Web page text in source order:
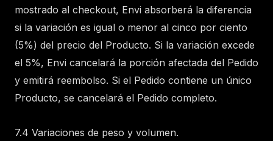
mostrado al checkout, Envi absorberá la diferencia
si la variación es igual o menor al cinco por ciento
(5%) del precio del Producto. Si la variación excede
el 5%, Envi cancelará la porción afectada del Pedido
y emitirá reembolso. Si el Pedido contiene un único
Producto, se cancelará el Pedido completo.
7.4 Variaciones de peso y volumen.